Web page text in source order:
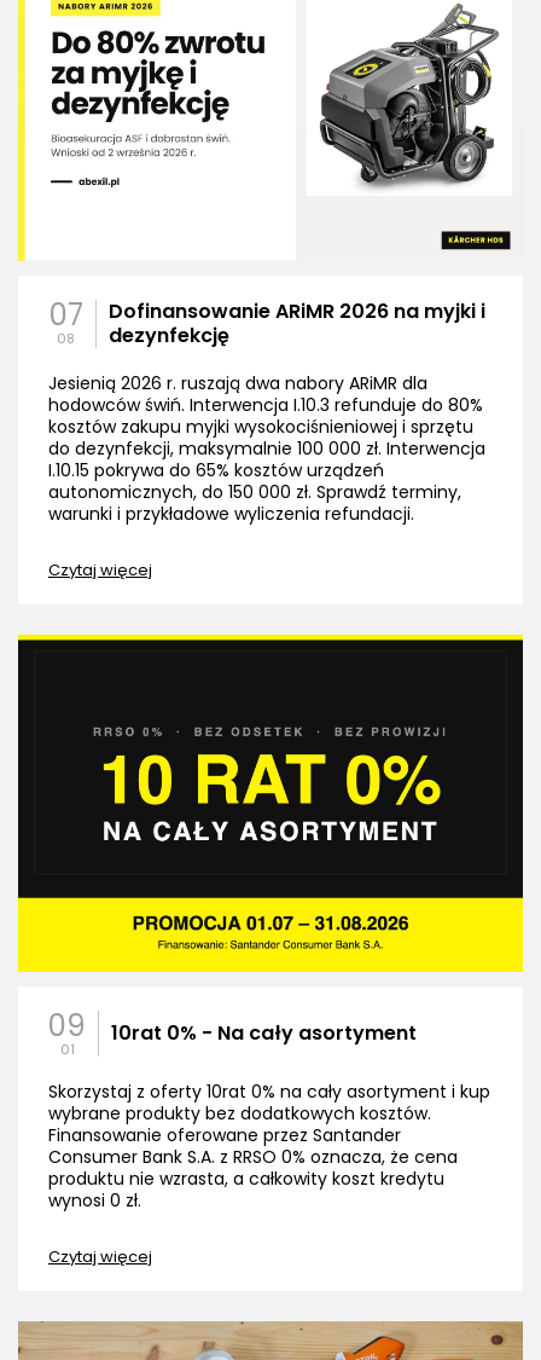
07
08
Dofinansowanie ARiMR 2026 na myjki i
dezynfekcję
Jesienią 2026 r. ruszają dwa nabory ARiMR dla
hodowców świń. Interwencja I.10.3 refunduje do 80%
kosztów zakupu myjki wysokociśnieniowej i sprzętu
do dezynfekcji, maksymalnie 100 000 zł. Interwencja
I.10.15 pokrywa do 65% kosztów urządzeń
autonomicznych, do 150 000 zł. Sprawdź terminy,
warunki i przykładowe wyliczenia refundacji.
Czytaj więcej
09
01
10rat 0% - Na cały asortyment
Skorzystaj z oferty 10rat 0% na cały asortyment i kup
wybrane produkty bez dodatkowych kosztów.
Finansowanie oferowane przez Santander
Consumer Bank S.A. z RRSO 0% oznacza, że cena
produktu nie wzrasta, a całkowity koszt kredytu
wynosi 0 zł.
Czytaj więcej